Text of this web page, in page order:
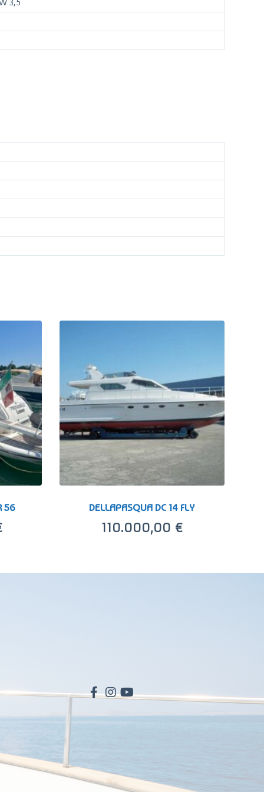
3,5
56 DELLAPASQUA DC 14 FLY
110.000,00 €